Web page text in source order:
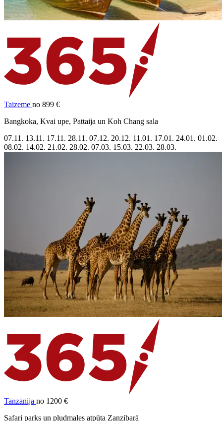
Taizeme no 899 €
Bangkoka, Kvai upe, Pattaija un Koh Chang sala
07.11. 13.11. 17.11. 28.11. 07.12. 20.12. 11.01. 17.01. 24.01. 01.02.
08.02. 14.02. 21.02. 28.02. 07.03. 15.03. 22.03. 28.03.
Tanzānija no 1200 €
Safari parks un pludmales atpūta Zanzibarā